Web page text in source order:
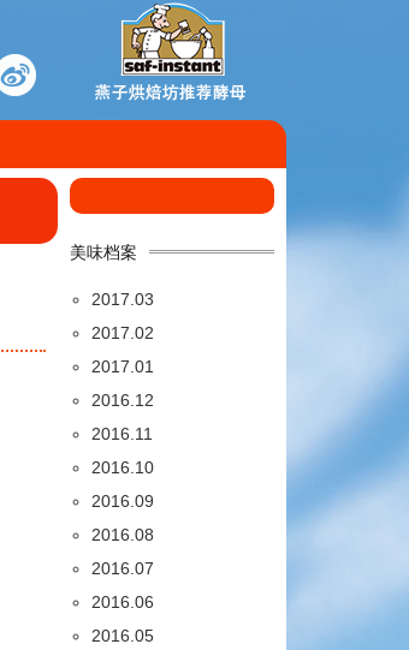
美味档案
2017.03
2017.02
2017.01
2016.12
2016.11
2016.10
2016.09
2016.08
2016.07
2016.06
2016.05